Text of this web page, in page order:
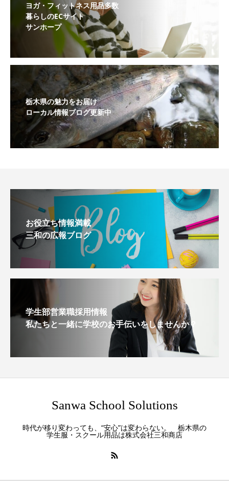
ヨガ・フィットネス用品多数
暮らしのECサイト
サンホープ
栃木県の魅力をお届け
ローカル情報ブログ更新中
お役立ち情報満載
三和の広報ブログ
学生部営業職採用情報
私たちと一緒に学校のお手伝いをしませんか？
Sanwa School Solutions
時代が移り変わっても、“安心”は変わらない。 栃木県の
学生服・スクール用品は株式会社三和商店